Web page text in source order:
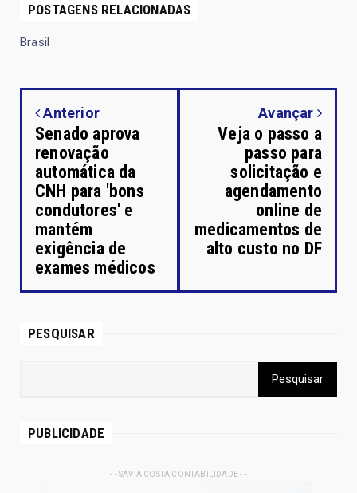
POSTAGENS RELACIONADAS
Brasil
Anterior
Senado aprova
renovação
automática da
CNH para 'bons
condutores' e
mantém
exigência de
exames médicos
Avançar
Veja o passo a
passo para
solicitação e
agendamento
online de
medicamentos de
alto custo no DF
PESQUISAR
PUBLICIDADE
- - SAVIA COSTA CONTABILIDADE - -